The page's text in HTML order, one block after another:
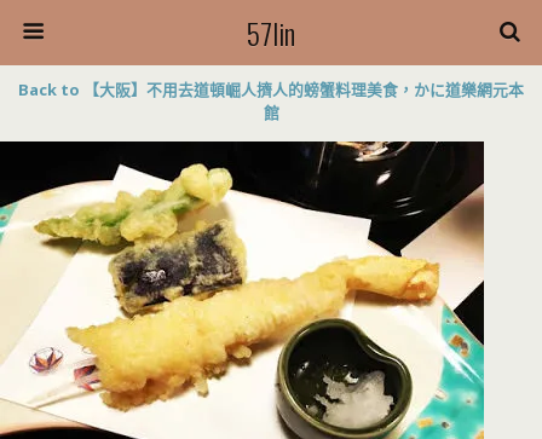
57lin
Back to 【大阪】不用去道頓崛人擠人的螃蟹料理美食，かに道樂網元本
館